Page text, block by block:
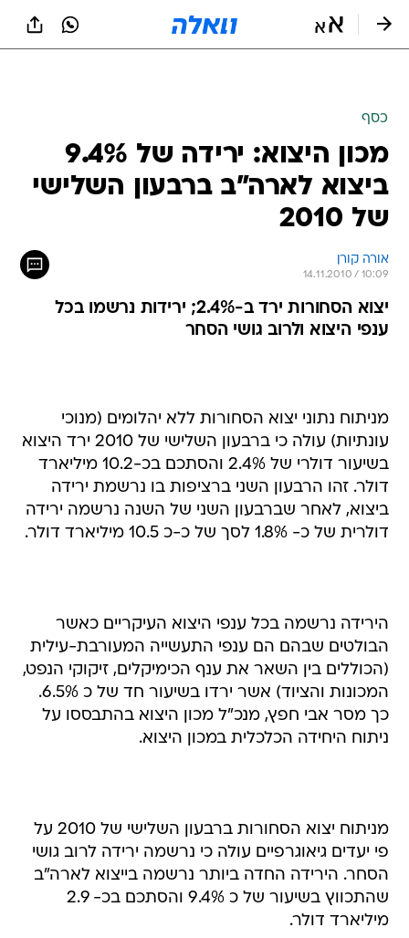
כסף
מכון היצוא: ירידה של 9.4%
ביצוא לארה"ב ברבעון השלישי
של 2010
אורה קורן
14.11.2010 / 10:09
יצוא הסחורות ירד ב-2.4%; ירידות נרשמו בכל
ענפי היצוא ולרוב גושי הסחר
מניתוח נתוני יצוא הסחורות ללא יהלומים (מנוכי
עונתיות) עולה כי ברבעון השלישי של 2010 ירד היצוא
בשיעור דולרי של 2.4% והסתכם בכ-10.2 מיליארד
דולר. זהו הרבעון השני ברציפות בו נרשמת ירידה
ביצוא, לאחר שברבעון השני של השנה נרשמה ירידה
דולרית של כ- 1.8% לסך של כ-כ 10.5 מיליארד דולר.
הירידה נרשמה בכל ענפי היצוא העיקריים כאשר
הבולטים שבהם הם ענפי התעשייה המעורבת-עילית
(הכוללים בין השאר את ענף הכימיקלים, זיקוקי הנפט,
המכונות והציוד) אשר ירדו בשיעור חד של כ 6.5%.
כך מסר אבי חפץ, מנכ"ל מכון היצוא בהתבססו על
ניתוח היחידה הכלכלית במכון היצוא.
מניתוח יצוא הסחורות ברבעון השלישי של 2010 על
פי יעדים גיאוגרפיים עולה כי נרשמה ירידה לרוב גושי
הסחר. הירידה החדה ביותר נרשמה בייצוא לארה"ב
שהתכווץ בשיעור של כ 9.4% והסתכם בכ- 2.9
מיליארד דולר.